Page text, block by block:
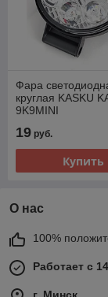
Фара
круглая KASKU
9K9MINI
19 руб.
Купить
О нас
100%
Работает с